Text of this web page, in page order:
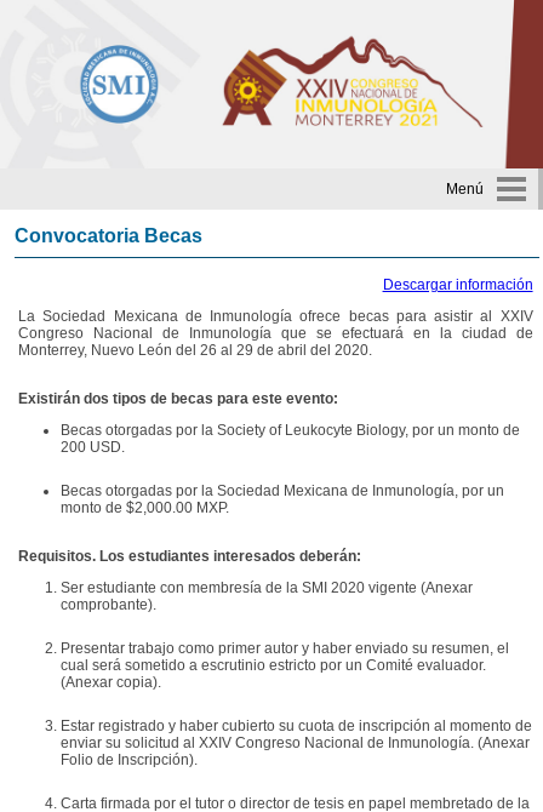
Menú
Convocatoria Becas
Descargar información
La Sociedad Mexicana de Inmunología ofrece becas para asistir al XXIV
Congreso Nacional de Inmunología que se efectuará en la ciudad de
Monterrey, Nuevo León del 26 al 29 de abril del 2020.
Existirán dos tipos de becas para este evento:
Becas otorgadas por la Society of Leukocyte Biology, por un monto de
200 USD.
Becas otorgadas por la Sociedad Mexicana de Inmunología, por un
monto de $2,000.00 MXP.
Requisitos. Los estudiantes interesados deberán:
Ser estudiante con membresía de la SMI 2020 vigente (Anexar
comprobante).
Presentar trabajo como primer autor y haber enviado su resumen, el
cual será sometido a escrutinio estricto por un Comité evaluador.
(Anexar copia).
Estar registrado y haber cubierto su cuota de inscripción al momento de
enviar su solicitud al XXIV Congreso Nacional de Inmunología. (Anexar
Folio de Inscripción).
Carta firmada por el tutor o director de tesis en papel membretado de la